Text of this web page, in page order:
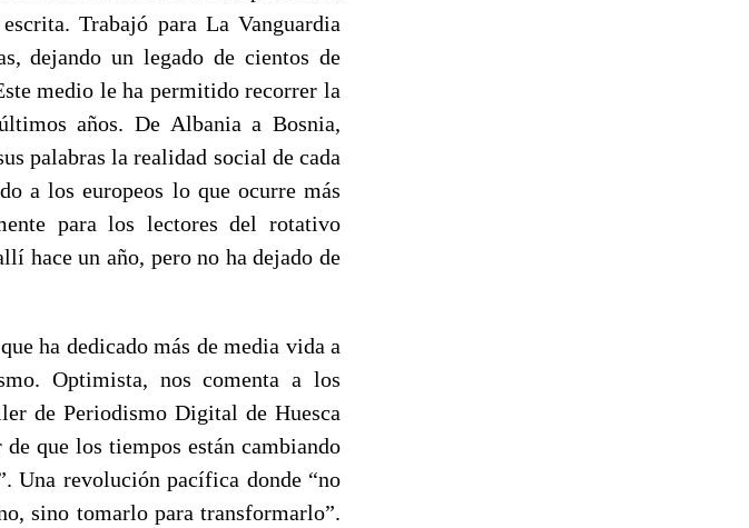
Trabajó para La Vanguardia
dejando un legado de cientos de
medio le ha permitido recorrer la
años. De Albania a Bosnia,
palabras la realidad social de cada
a los europeos lo que ocurre más
para los lectores del rotativo
hace un año, pero no ha dejado de
ha dedicado más de media vida a
Optimista, nos comenta a los
de Periodismo Digital de Huesca
que los tiempos están cambiando
Una revolución pacífica donde “no
sino tomarlo para transformarlo”.